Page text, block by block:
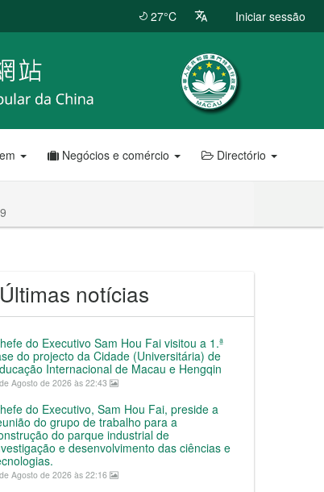
27°C Iniciar sessão
Negócios e comércio Directório
Últimas notícias
do Executivo Sam Hou Fai visitou a 1.ª
do projecto da Cidade (Universitária) de
Internacional de Macau e Hengqin
Agosto de 2026 às 22:43
do Executivo, Sam Hou Fai, preside a
do grupo de trabalho para a
do parque industrial de
e desenvolvimento das ciências e
Agosto de 2026 às 22:16